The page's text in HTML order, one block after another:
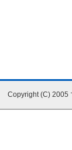
Copyright (C) 2005